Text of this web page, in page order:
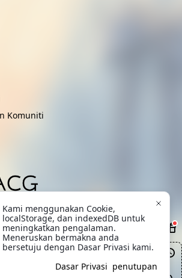
Komuniti
Ltd.
意毁灭自己创造出的生命
Kami menggunakan Cookie,
localStorage, dan indexedDB untuk
meningkatkan pengalaman.
Meneruskan bermakna anda
bersetuju dengan Dasar Privasi kami.
Dasar Privasi penutupan